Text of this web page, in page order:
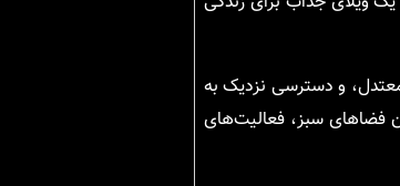
و دسترسی نزدیک به
فضاهای سبز، فعالیت‌های